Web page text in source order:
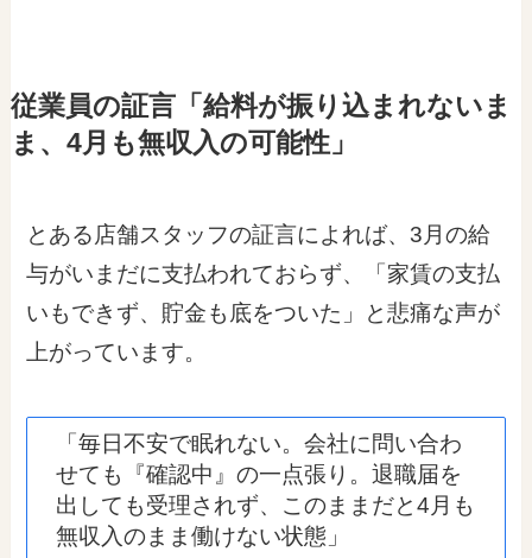
従業員の証言「給料が振り込まれないま
ま、4月も無収入の可能性」
とある店舗スタッフの証言によれば、3月の給
与がいまだに支払われておらず、「家賃の支払
いもできず、貯金も底をついた」と悲痛な声が
上がっています。
「毎日不安で眠れない。会社に問い合わ
せても『確認中』の一点張り。退職届を
出しても受理されず、このままだと4月も
無収入のまま働けない状態」